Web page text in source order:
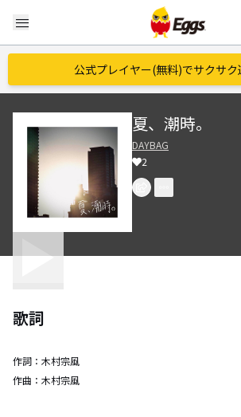
menu
公式プレイヤー(無料)でサクサ
夏、潮時。
DAYBAG
2
歌詞
作詞： 木村宗風
作曲： 木村宗風